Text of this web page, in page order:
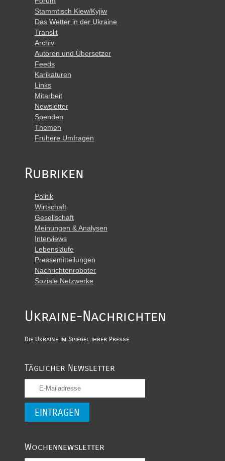
Stammtisch Kiew/Kyjiw
Das Wetter in der Ukraine
Translit
Archiv
Autoren und Übersetzer
Feeds
Karikaturen
Links
Mitarbeit
Newsletter
Spenden
Themen
Frühere Umfragen
Rubriken
Politik
Wirtschaft
Gesellschaft
Meinungen & Analysen
Interviews
Lebensläufe
Pressemitteilungen
Nachrichtenroboter
Soziale Netzwerke
Ukraine-Nachrichten
Die Ukraine im Spiegel ihrer Presse
Täglicher Newsletter
Wochennewsletter